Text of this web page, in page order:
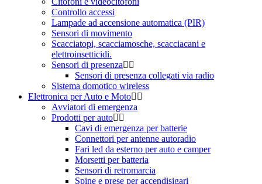
Controllo accessi
Lampade ad accensione automatica (PIR)
Sensori di movimento
Scacciatopi, scacciamosche, scacciacani e
elettroinsetticidi.
Sensori di presenza
Sensori di presenza collegati via radio
Sistema domotico wireless
Elettronica per Auto e Moto
Avviatori di emergenza
Prodotti per auto
Cavi di emergenza per batterie
Connettori per antenne autoradio
Fari led da esterno per auto e camper
Morsetti per batteria
Sensori di retromarcia
Spine e prese per accendisigari